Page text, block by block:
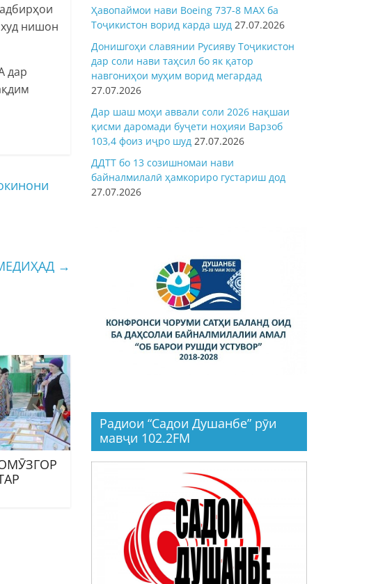
нишон
дар
→
Ҳавопаймои нави Boeing 737-8 MAX ба
Тоҷикистон ворид карда шуд 27.07.2026
Донишгоҳи славянии Русияву Тоҷикистон
дар соли нави таҳсил бо як қатор
навгониҳои муҳим ворид мегардад
27.07.2026
Дар шаш моҳи аввали соли 2026 нақшаи
қисми даромади буҷети ноҳияи Варзоб
103,4 фоиз иҷро шуд 27.07.2026
ДДТТ бо 13 созишномаи нави
байналмилалӣ ҳамкориро густариш дод
27.07.2026
Радиои “Садои Душанбе” рӯи
мавҷи 102.2FM